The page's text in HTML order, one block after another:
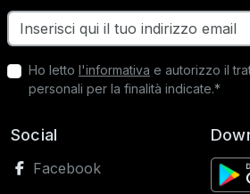
Ho letto l'informativa e autorizzo il
personali per la finalità indicate.*
Social
Facebook